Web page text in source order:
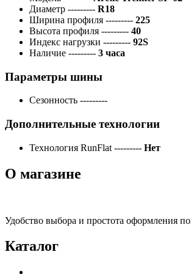
Диаметр --------- R18
Ширина профиля --------- 225
Высота профиля --------- 40
Индекс нагрузки --------- 92S
Наличие --------- 3 часа
Параметры шины
Сезонность ---------
Дополнительные технологии
Технология RunFlat --------- Нет
О магазине
Удобство выбора и простота оформления
Каталог